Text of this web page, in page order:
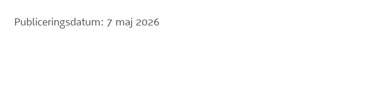
Publiceringsdatum: 7 maj 2026